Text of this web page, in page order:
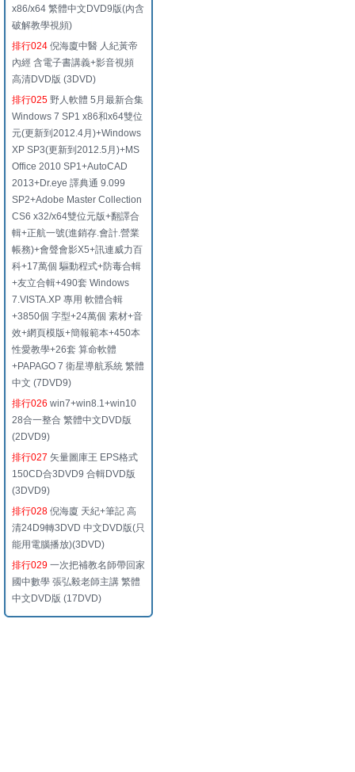
x86/x64 繁體中文DVD9版(內含
破解教學視頻)
排行024 倪海廈中醫 人紀黃帝
內經 含電子書講義+影音視頻
高清DVD版 (3DVD)
排行025 野人軟體 5月最新合集
Windows 7 SP1 x86和x64雙位
元(更新到2012.4月)+Windows
XP SP3(更新到2012.5月)+MS
Office 2010 SP1+AutoCAD
2013+Dr.eye 譯典通 9.099
SP2+Adobe Master Collection
CS6 x32/x64雙位元版+翻譯合
輯+正航一號(進銷存.會計.營業
帳務)+會聲會影X5+訊連威力百
科+17萬個 驅動程式+防毒合輯
+友立合輯+490套 Windows
7.VISTA.XP 專用 軟體合輯
+3850個 字型+24萬個 素材+音
效+網頁模版+簡報範本+450本
性愛教學+26套 算命軟體
+PAPAGO 7 衛星導航系統 繁體
中文 (7DVD9)
排行026 win7+win8.1+win10
28合一整合 繁體中文DVD版
(2DVD9)
排行027 矢量圖庫王 EPS格式
150CD合3DVD9 合輯DVD版
(3DVD9)
排行028 倪海廈 天紀+筆記 高
清24D9轉3DVD 中文DVD版(只
能用電腦播放)(3DVD)
排行029 一次把補教名師帶回家
國中數學 張弘毅老師主講 繁體
中文DVD版 (17DVD)